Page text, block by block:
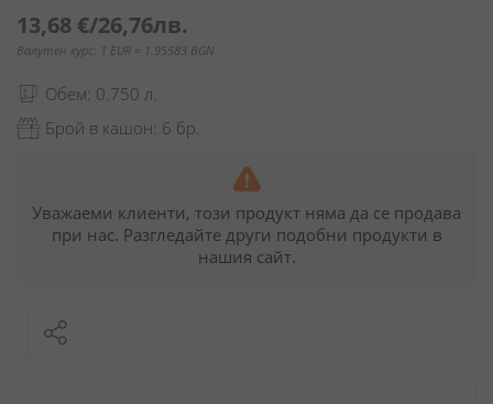
13,68 €/26,76лв.
Валутен курс: 1 EUR = 1.95583 BGN
Обем: 0.750 л.
Брой в кашон: 6 бр.
Уважаеми клиенти, този продукт няма да се продава
при нас. Разгледайте други подобни продукти в
нашия сайт.